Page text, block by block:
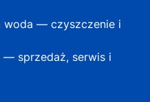
woda — czyszczenie i
— sprzedaż, serwis i